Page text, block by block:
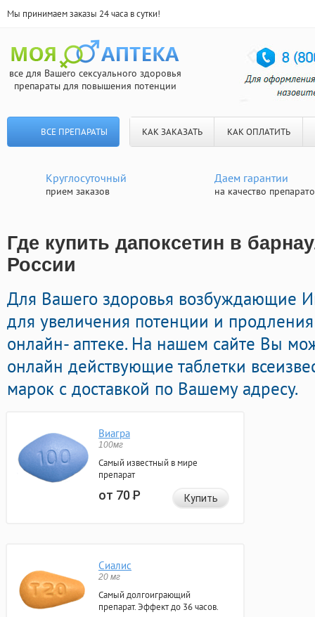
Мы принимаем заказы 24 часа в сутки!
все для Вашего сексуального здоровья
препараты для повышения потенции
ВСЕ ПРЕПАРАТЫ КАК ЗАКАЗАТЬ КАК ОПЛАТИТЬ
Круглосуточный
прием заказов
Даем гарантии
на качество
Где купить дапоксетин в
России
Для Вашего здоровья возбуждающие
для увеличения потенции и продления
онлайн- аптеке. На нашем сайте Вы
онлайн действующие таблетки
марок с доставкой по Вашему адресу.
Виагра
100мг
Самый известный в мире
препарат
от 70Р Купить
Сиалис
20 мг
Самый долгоиграющий
препарат. Эффект до 36 часов.